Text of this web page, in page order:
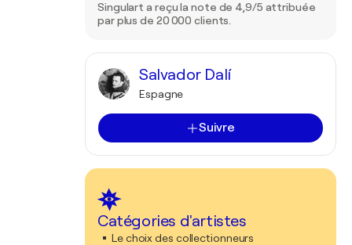
Singulart a reçu la note de 4,9/5 attribuée
par plus de 20 000 clients.
Salvador Dalí
Espagne
Suivre
Catégories d'artistes
Le choix des collectionneurs